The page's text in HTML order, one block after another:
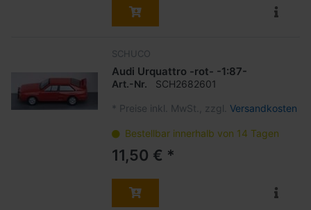
SCHUCO
Audi Urquattro -rot- -1:87-
Art.-Nr. SCH2682601
* Preise inkl. MwSt., zzgl. Versandkosten
Bestellbar innerhalb von 14 Tagen
11,50 € *